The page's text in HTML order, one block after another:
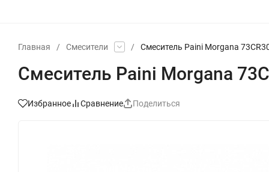
Главная / Смесители / Смеситель Paini Morgana
Смеситель Paini Morgana
Избранное Сравнение Поделиться